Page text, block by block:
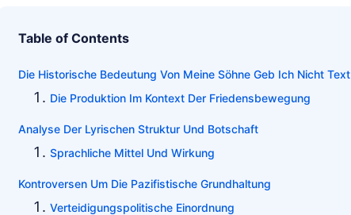
Table of Contents
Die Historische Bedeutung Von Meine Söhne Geb Ich Nicht Text
Die Produktion Im Kontext Der Friedensbewegung
Analyse Der Lyrischen Struktur Und Botschaft
Sprachliche Mittel Und Wirkung
Kontroversen Um Die Pazifistische Grundhaltung
Verteidigungspolitische Einordnung